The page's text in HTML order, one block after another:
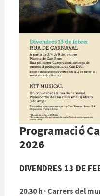
Programació
2026
DIVENDRES 13 DE
20.30 h · Carrers del